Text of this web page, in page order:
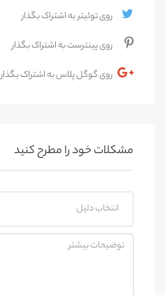
روی توئیتر به اشتراک بگذار
روی پینترست به اشتراک بگذار
روی گوگل پلاس به اشتراک بگذار
مشکلات خود را مطرح کنید